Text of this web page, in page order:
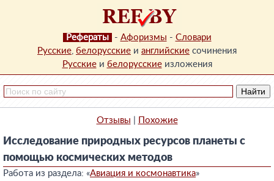
Рефераты - Афоризмы - Словари
Русские, белорусские и английские сочинения
Русскиеи белорусскиеизложения
Отзывы Похожие
Исследование природных ресурсов планеты с
помощью космических методов
Работа из раздела: «Авиация и космонавтика»